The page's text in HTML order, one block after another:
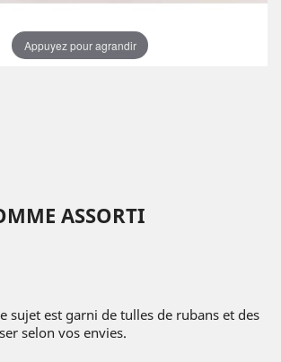
Appuyez pour agrandir
ASSORTI
sujet est garni de tulles de rubans et des
selon vos envies.